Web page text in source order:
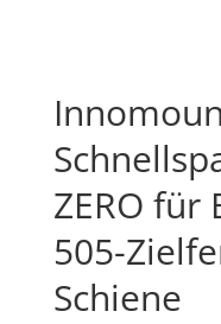
ZERO für
505-
Schiene